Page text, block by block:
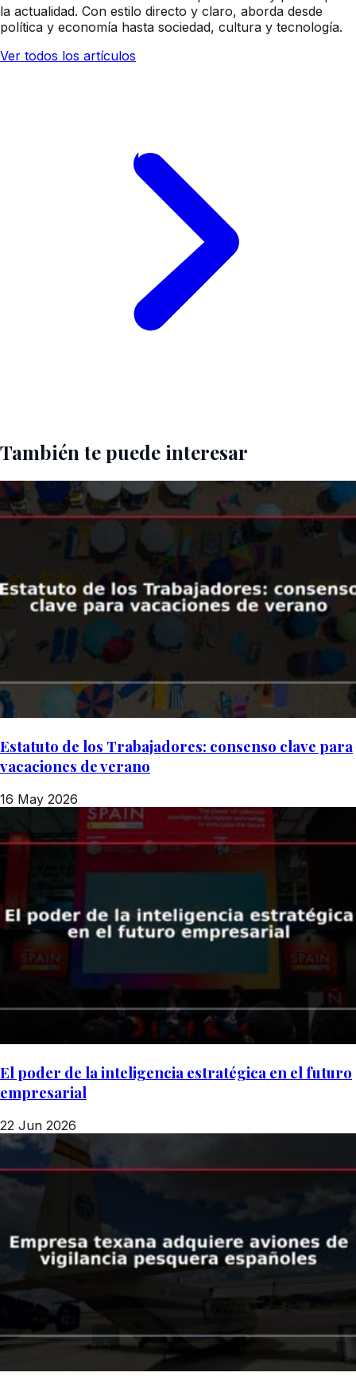
la actualidad. Con estilo directo y claro, aborda desde
política y economía hasta sociedad, cultura y tecnología.
Ver todos los artículos
También te puede interesar
Estatuto de los Trabajadores: consenso clave para
vacaciones de verano
16 May 2026
El poder de la inteligencia estratégica en el futuro
empresarial
22 Jun 2026